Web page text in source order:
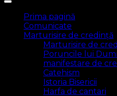
Prima pagină
Comunicate
Marturisire de credință
Marturisire de
Poruncile lui
manifestare de
Catehism
Istoria Bisericii
Harfa de cantari